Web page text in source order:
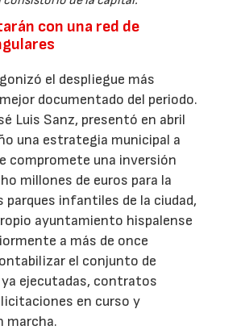
con una red de
el despliegue más
documentado del periodo.
Luis Sanz, presentó en abril
una estrategia municipal a
compromete una inversión
millones de euros para la
parques infantiles de la ciudad,
ayuntamiento hispalense
a más de once
el conjunto de
ejecutadas, contratos
en curso y
marcha.